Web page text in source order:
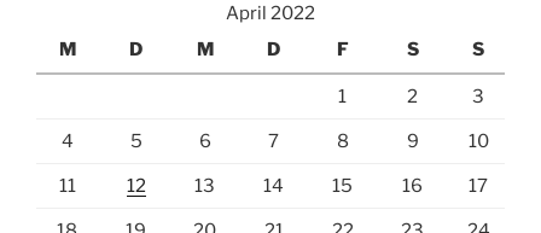
April 2022
M
D M D F S S
1 2 3
4 5 6 7 8 9 10
11 12 13 14 15 16 17